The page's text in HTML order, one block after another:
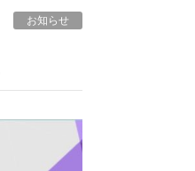
お知らせ